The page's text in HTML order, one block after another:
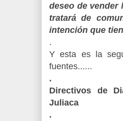
deseo de vender
tratará de
intención que
.
Y esta es la
fuentes......
.
Directivos de
Juliaca
.